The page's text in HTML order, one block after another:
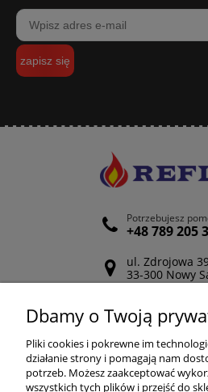
zapisz się
Potrzebujesz
+48 789 205
ul. Zdrojowa
33-300 Nowy
Odwiedź nasz
POMOC
Dbamy o Twoją
Pliki cookies i pokrewne im
działanie strony i pomagają nam
potrzeb. Możesz zaakceptować
wszystkich tych plików i przejść do